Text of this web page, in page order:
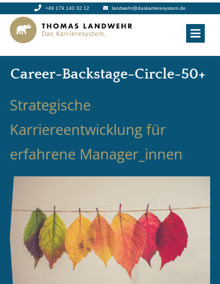
+49 179 140 32 12 landwehr@daskarrieresystem.de
Career-Backstage-Circle-50+
Strategische
Karriereentwicklung für
erfahrene Manager_innen